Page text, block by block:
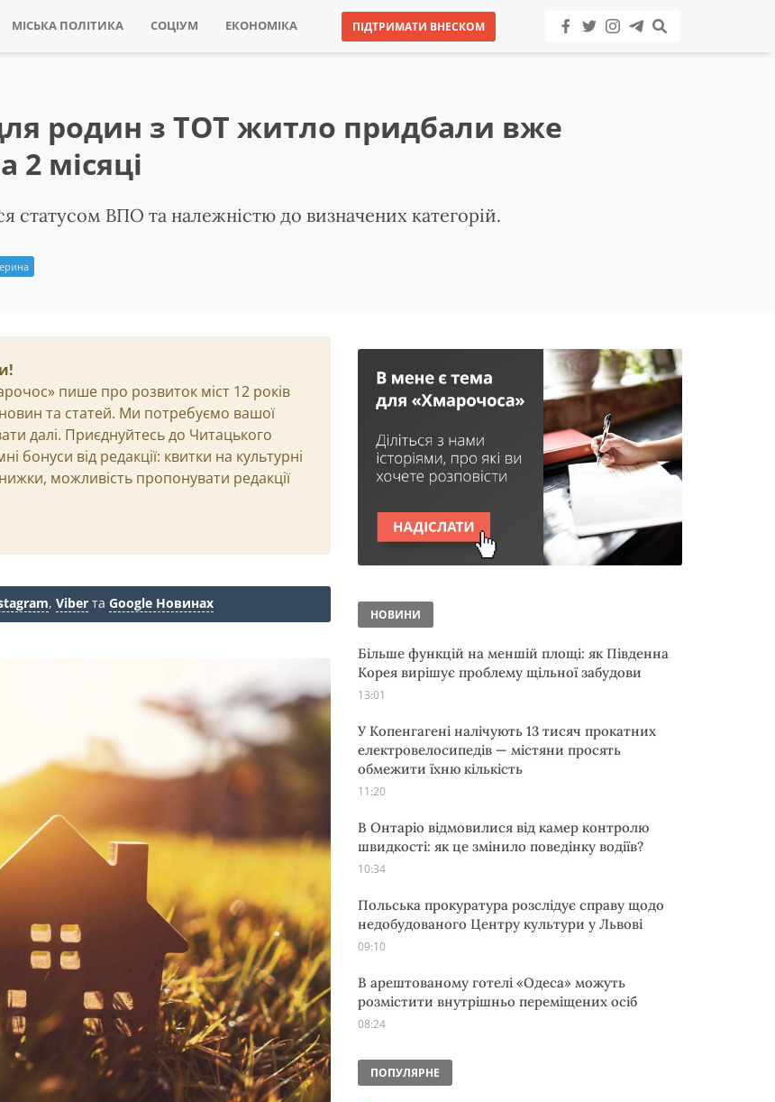
МІСЬКА ПОЛІТИКА СОЦІУМ ЕКОНОМІКА ПІДТРИМАТИ ВНЕСКОМ
родин з ТОТ житло придбали вже
2 місяці
статусом ВПО та належністю до визначених категорій.
пише про розвиток міст 12 років
та статей. Ми потребуємо вашої
далі. Приєднуйтесь до Читацького
від редакції: квитки на культурні
можливість пропонувати редакції
, Viber та Google Новинах
НОВИНИ
Більше функцій на меншій площі: як Південна
Корея вирішує проблему щільної забудови
13:01
У Копенгагені налічують 13 тисяч прокатних
електровелосипедів — містяни просять
обмежити їхню кількість
11:20
В Онтаріо відмовилися від камер контролю
швидкості: як це змінило поведінку водіїв?
10:34
Польська прокуратура розслідує справу щодо
недобудованого Центру культури у Львові
09:10
В арештованому готелі «Одеса» можуть
розмістити внутрішньо переміщених осіб
08:24
ПОПУЛЯРНЕ